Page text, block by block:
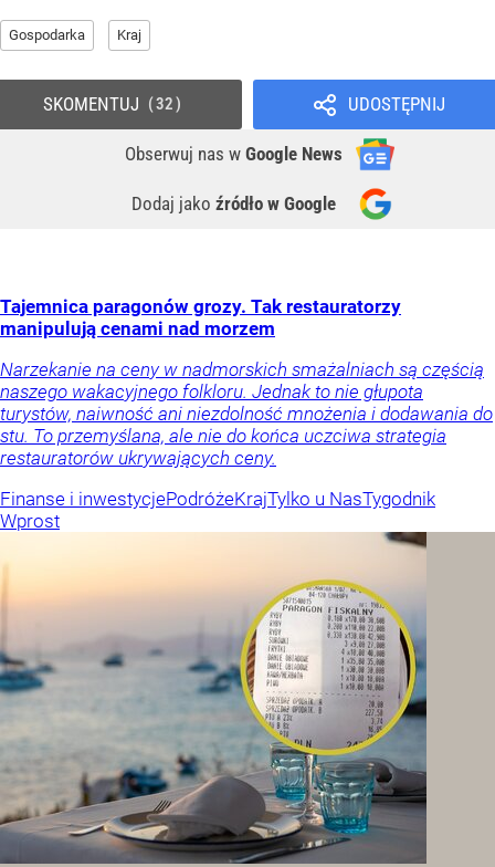
Gospodarka Kraj
UDOSTĘPNIJ
Obserwuj nas w Google News
Dodaj jako źródło w Google
SKOMENTUJ 32
Tajemnica paragonów grozy. Tak restauratorzy
manipulują cenami nad morzem
Narzekanie na ceny w nadmorskich smażalniach są częścią
naszego wakacyjnego folkloru. Jednak to nie głupota
turystów, naiwność ani niezdolność mnożenia i dodawania do
stu. To przemyślana, ale nie do końca uczciwa strategia
restauratorów ukrywających ceny.
Finanse i inwestycjePodróżeKrajTylko u NasTygodnik
Wprost